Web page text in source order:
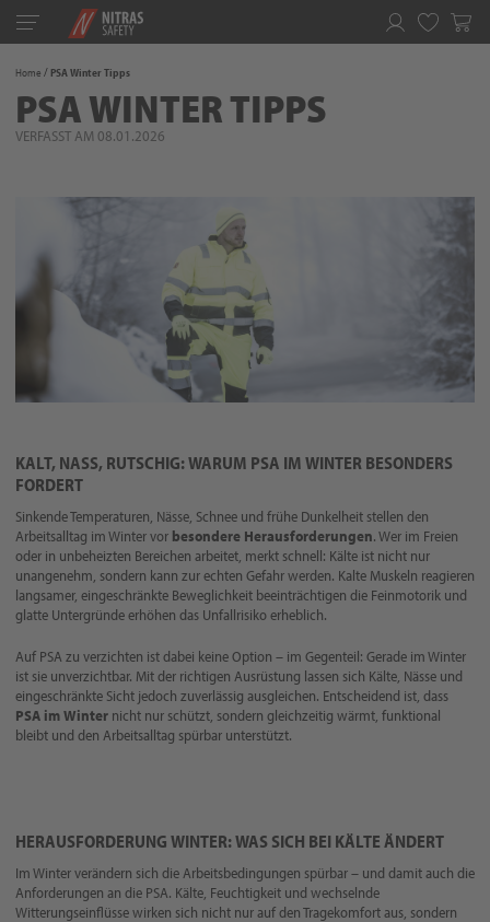
Toggle
navigation
Home PSA Winter Tipps
PSA WINTER TIPPS
VERFASST AM 08.01.2026
KALT, NASS, RUTSCHIG: WARUM PSA IM WINTER BESONDERS
FORDERT
Sinkende Temperaturen, Nässe, Schnee und frühe Dunkelheit stellen den
Arbeitsalltag im Winter vor besondere Herausforderungen. Wer im Freien
oder in unbeheizten Bereichen arbeitet, merkt schnell: Kälte ist nicht nur
unangenehm, sondern kann zur echten Gefahr werden. Kalte Muskeln reagieren
langsamer, eingeschränkte Beweglichkeit beeinträchtigen die Feinmotorik und
glatte Untergründe erhöhen das Unfallrisiko erheblich.
Auf PSA zu verzichten ist dabei keine Option – im Gegenteil: Gerade im Winter
ist sie unverzichtbar. Mit der richtigen Ausrüstung lassen sich Kälte, Nässe und
eingeschränkte Sicht jedoch zuverlässig ausgleichen. Entscheidend ist, dass
PSA im Winter nicht nur schützt, sondern gleichzeitig wärmt, funktional
bleibt und den Arbeitsalltag spürbar unterstützt.
HERAUSFORDERUNG WINTER: WAS SICH BEI KÄLTE ÄNDERT
Im Winter verändern sich die Arbeitsbedingungen spürbar – und damit auch die
Anforderungen an die PSA. Kälte, Feuchtigkeit und wechselnde
Witterungseinflüsse wirken sich nicht nur auf den Tragekomfort aus, sondern